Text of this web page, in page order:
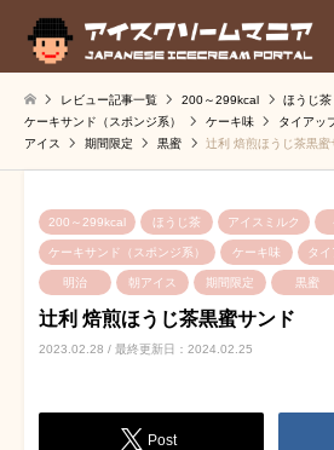
レビュー記事一覧 200～299kcal ほうじ茶
ケーキサンド（スポンジ系）
ケーキ味 タイアッ
アイス
期間限定 黒蜜 辻利 焙煎ほうじ茶黒蜜
200～299kcal ほうじ茶 アイスミルク
ケーキサンド（スポンジ系） ケーキ味 タ
明治 朝アイス 期間限定 黒蜜
辻利 焙煎ほうじ茶黒蜜サンド
2023.02.28 / 最終更新日：2024.02.25
Post